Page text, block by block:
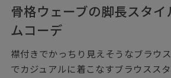
骨格ウェーブの脚長スタイ
ムコーデ
襟付きでかっちり見えそうなブラウ
でカジュアルに着こなすブラウススタ